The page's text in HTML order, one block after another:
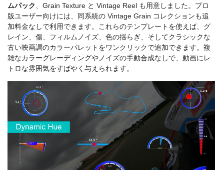
ムパック、Grain Texture と Vintage Reel も用意しました。プロ
版ユーザー向けには、同系統の Vintage Grain コレクションも追
加料金なしで利用できます。これらのテンプレートを使えば、グ
レイン、傷、フィルムノイズ、色の揺らぎ、そしてクラシックな
古い映画調のカラーパレットをワンクリックで追加できます。複
雑なカラーグレーディングやノイズの手動合成なしで、動画にレ
トロな雰囲気をすばやく与えられます。